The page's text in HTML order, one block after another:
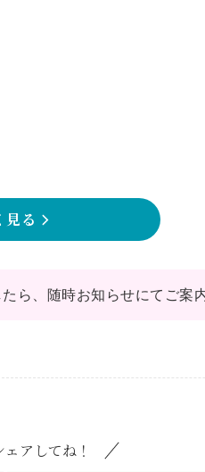
見る
ら、随時お知らせにてご案
アしてね！